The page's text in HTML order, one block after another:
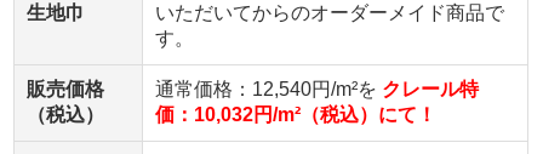
生地巾
いただいてからのオーダーメイド商品で
す。
販売価格
（税込）
通常価格：12,540円/m²を クレール特
価：10,032円/m²（税込）にて！